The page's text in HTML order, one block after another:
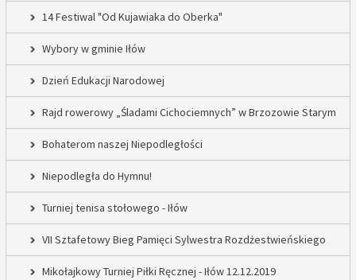
14 Festiwal "Od Kujawiaka do Oberka"
Wybory w gminie Iłów
Dzień Edukacji Narodowej
Rajd rowerowy „Śladami Cichociemnych” w Brzozowie Starym
Bohaterom naszej Niepodległości
Niepodległa do Hymnu!
Turniej tenisa stołowego - Iłów
VII Sztafetowy Bieg Pamięci Sylwestra Rozdżestwieńskiego
Mikołajkowy Turniej Piłki Ręcznej - Iłów 12.12.2019